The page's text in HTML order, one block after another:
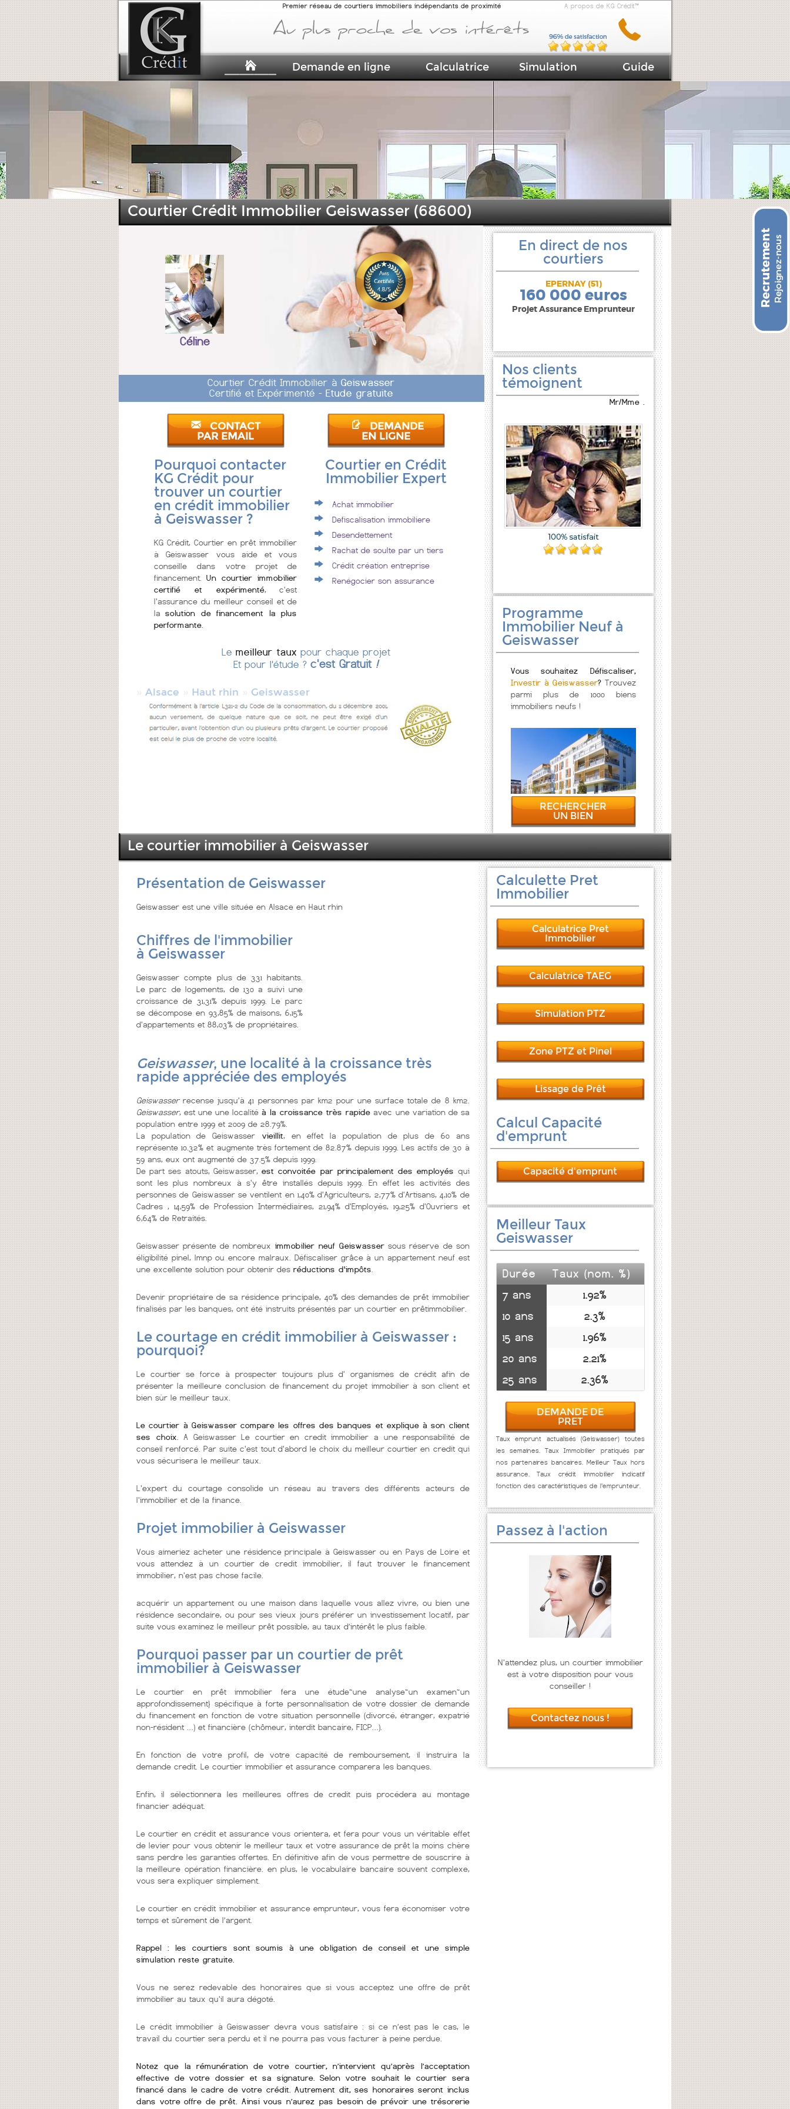
Courtier Crédit Immobilier Geiswasser (68600)
Céline
Courtier Crédit Immobilier àGeiswasser
Certifié et Expérimenté -Etude gratuite
CONTACT
PAR EMAIL
DEMANDE
EN LIGNE
Pourquoi contacter
KG Crédit pour
trouver un courtier
en crédit immobilier
à Geiswasser ?
KG Crédit, Courtier en prêt immobilier
à Geiswasser vous aide et vous
conseille dans votre projet de
financement.Un courtier immobilier
certifié et expérimenté, c'est
l'assurance du meilleur conseil et de
lasolution de financement la plus
performante
Courtier en Crédit
Immobilier Expert
Achat immobilier
Defiscalisation immobiliere
Desendettement
Rachat de soulte par un tiers
Crédit création entreprise
Renégocier son assurance
Le meilleur taux pour chaque projet
Et pour l'étude ?c'est Gratuit !
Alsace Haut rhin Geiswasser
En direct de nos
courtiers
150 000 euros
EPERNAY (51)
160 000 euros
Projet Assurance Emprunteur
240 000 euros
Nos clients
témoignent
Mr/Mme .
Programme
Immobilier Neuf à
Geiswasser
Vous souhaitez Défiscaliser,
Investir à Geiswasser? Trouvez
parmi plus de 1000 biens
immobiliers neufs !
RECHERCHER
UN BIEN
Le courtier immobilier à Geiswasser
Présentation de Geiswasser
Geiswasser est une ville située en Alsace en Haut rhin
Chiffres de l'immobilier
à Geiswasser
Geiswasser compte plus de 331 habitants.
Le parc de logements, de 130 a suivi une
croissance de 31,31% depuis 1999. Le parc
se décompose en 93,85% de maisons, 6,15%
d'appartements et 88,03% de propriétaires.
Geiswasser, une localité à la croissance très
rapide appréciée des employés
Geiswasserrecense jusqu'à 41 personnes par km2 pour une surface totale de 8 km2.
Geiswasser, est une une localitéà la croissance très rapide avec une variation de sa
population entre 1999 et 2009 de 28.79%.
La population de Geiswasser vieillit, en effet la population de plus de 60 ans
représente 10.32% et augmente très fortement de 82.87% depuis 1999. Les actifs de 30 à
59 ans, eux ont augmenté de 37.5% depuis 1999.
De part ses atouts, Geiswasser,est convoitée par principalement des employés qui
sont les plus nombreux à s'y être installés depuis 1999. En effet les activités des
personnes de Geiswasser se ventilent en 1,40% d'Agriculteurs, 2,77% d'Artisans, 4,10% de
Cadres , 14,59% de Profession Intermédiaires, 21,94% d'Employés, 19,25% d'Ouvriers et
6,64% de Retraités.
Geiswasser présente de nombreux immobilier neuf Geiswasser sous réserve de son
éligibilité pinel, lmnp ou encore malraux. Défiscaliser grâce à un appartement neuf est
une excellente solution pour obtenir des réductions d'impôts
Devenir propriétaire de sa résidence principale, 40% des demandes de prêt immobilier
finalisés par les banques, ont été instruits présentés par un courtier en prêtimmobilier.
Le courtage en crédit immobilier à Geiswasser :
pourquoi?
Le courtier se force à prospecter toujours plus d' organismes de crédit afin de
présenter la meilleure conclusion de financement du projet immobilier à son client et
bien sùr le meilleur taux.
Le courtier à Geiswasser compare les offres des banques et explique à son client
ses choix . A Geiswasser Le courtier en credit immobilier a une responsabilité de
conseil renforcé. Par suite c'est tout d'abord le choix du meilleur courtier en credit qui
vous sécurisera le meilleur taux.
L'expert du courtage consolide un réseau au travers des différents acteurs de
l'immobilier et de la finance.
Projet immobilier à Geiswasser
Vous aimeriez acheter une résidence principale à Geiswasser ou en Pays de Loire et
vous attendez à un courtier de credit immobilier, il faut trouver le financement
immobilier, n'est pas chose facile.
acquérir un appartement ou une maison dans laquelle vous allez vivre, ou bien une
résidence secondaire, ou pour ses vieux jours préférer un investissement locatif, par
suite vous examinez le meilleur prêt possible, au taux d’intérêt le plus faible.
Pourquoi passer par un courtier de prêt
immobilier à Geiswasser
Le courtier en prêt immobilier fera une étude~une analyse~un examen~un
approfondissement} spécifique à forte personnalisation de votre dossier de demande
du financement en fonction de votre situation personnelle (divorcé, étranger, expatrié
non-résident …) et financière (chômeur, interdit bancaire, FICP…).
En fonction de votre profil, de votre capacité de remboursement, il instruira la
demande credit. Le courtier immobilier et assurance comparera les banques.
Enfin, il sélectionnera les meilleures offres de credit puis procédera au montage
financier adéquat.
Le courtier en crédit et assurance vous orientera, et fera pour vous un véritable effet
de levier pour vous obtenir le meilleur taux et votre assurance de prêt la moins chère
sans perdre les garanties offertes. En définitive afin de vous permettre de souscrire à
la meilleure opération financière. en plus, le vocabulaire bancaire souvent complexe,
vous sera expliquer simplement.
Le courtier en crédit immobilier et assurance emprunteur, vous fera économiser votre
temps et sûrement de l’argent.
Rappel : les courtiers sont soumis à une obligation de conseil et une simple
simulation reste gratuite.
Vous ne serez redevable des honoraires que si vous acceptez une offre de prêt
immobilier au taux qu'il aura dégoté.
Le crédit immobilier à Geiswasser devra vous satisfaire : si ce n’est pas le cas, le
travail du courtier sera perdu et il ne pourra pas vous facturer à peine perdue.
Notez que la rémunération de votre courtier, n’intervient qu’après l’acceptation
effective de votre dossier et sa signature. Selon votre souhait le courtier sera
financé dans le cadre de votre crédit. Autrement dit, ses honoraires seront inclus
dans votre offre de prêt. Ainsi vous n’aurez pas besoin de prévoir une trésorerie
Calculette Pret
Immobilier
Calculatrice Pret
Immobilier
Calculatrice TAEG
Simulation PTZ
Zone PTZ et Pinel
Lissage de Prêt
Calcul Capacité
d'emprunt
Capacité d'emprunt
Meilleur Taux
Geiswasser
Durée
Taux (nom. %)
7 ans
1.92%
10 ans
2.3%
15 ans
1.96%
20 ans
2.21%
25 ans
2.36%
DEMANDE DE
PRET
Taux emprunt actualisés (Geiswasser) toutes
les semaines. Taux Immobilier pratiqués par
nos partenaires bancaires. Meilleur Taux hors
assurance. Taux crédit immobilier indicatif
fonction des caractéristiques de l'emprunteur.
Passez à l'action
N'attendez plus, un courtier immobilier
est à votre disposition pour vous
conseiller !
Contactez nous !
Premier réseau de courtiers immobiliers indépendants de proximité A propos de KG Crédit™
Demande en ligne Calculatrice Simulation Guide